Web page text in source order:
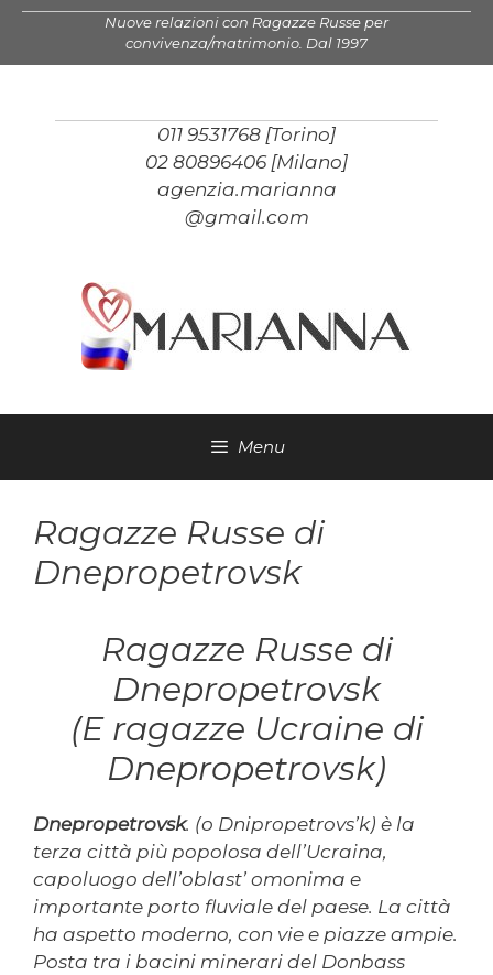
Vai
contenuto
Nuove relazioni con Ragazze Russe per
convivenza/matrimonio. Dal 1997
011 9531768 [Torino]
02 80896406 [Milano]
agenzia.marianna
@gmail.com
Menu
Ragazze Russe di
Dnepropetrovsk
Ragazze Russe di
Dnepropetrovsk
(E ragazze Ucraine di
Dnepropetrovsk)
Dnepropetrovsk. (o Dnipropetrovs’k) è la
terza città più popolosa dell’Ucraina,
capoluogo dell’oblast’ omonima e
importante porto fluviale del paese. La città
ha aspetto moderno, con vie e piazze ampie.
Posta tra i bacini minerari del Donbass